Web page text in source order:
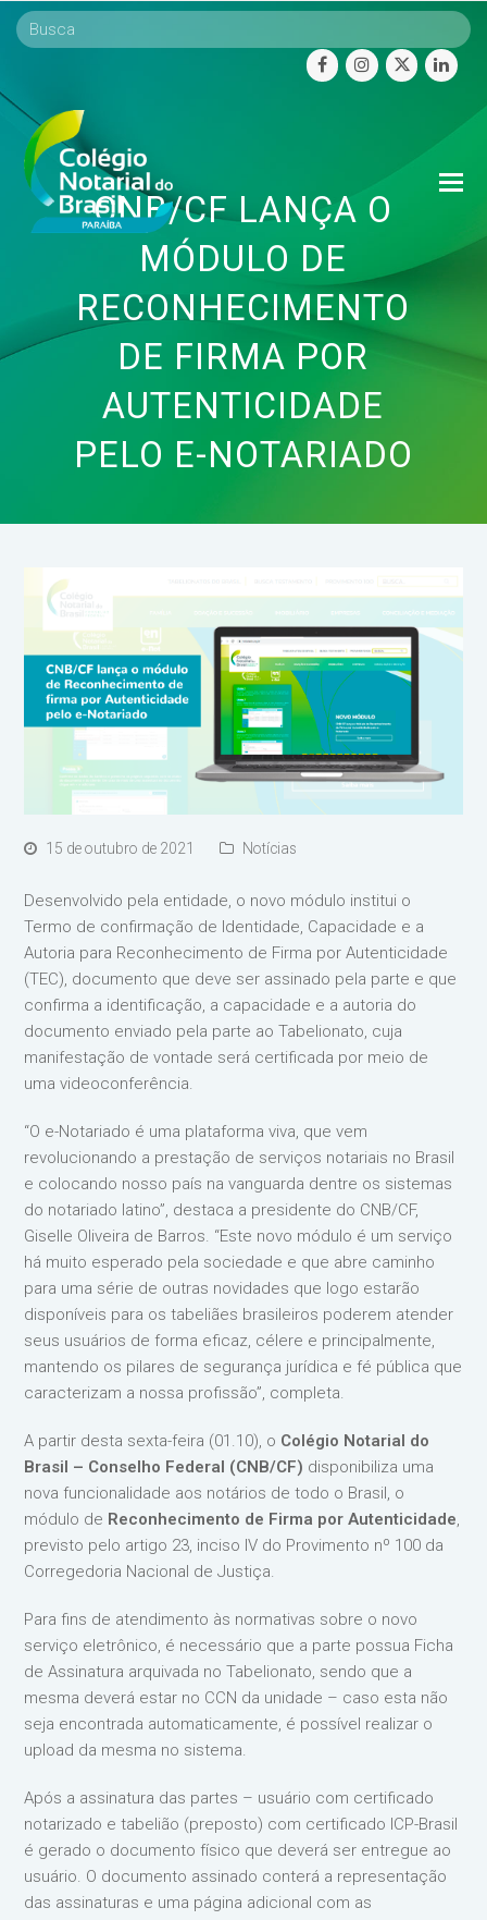
facebookinstagram
twitter
CNB/CF LANÇA O
MÓDULO DE
RECONHECIMENTO
DE FIRMA POR
AUTENTICIDADE
PELO E-NOTARIADO
15 de outubro de 2021 Notícias
Desenvolvido pela entidade, o novo módulo institui o
Termo de confirmação de Identidade, Capacidade e a
Autoria para Reconhecimento de Firma por Autenticidade
(TEC), documento que deve ser assinado pela parte e que
confirma a identificação, a capacidade e a autoria do
documento enviado pela parte ao Tabelionato, cuja
manifestação de vontade será certificada por meio de
uma videoconferência.
“O e-Notariado é uma plataforma viva, que vem
revolucionando a prestação de serviços notariais no Brasil
e colocando nosso país na vanguarda dentre os sistemas
do notariado latino”, destaca a presidente do CNB/CF,
Giselle Oliveira de Barros. “Este novo módulo é um serviço
há muito esperado pela sociedade e que abre caminho
para uma série de outras novidades que logo estarão
disponíveis para os tabeliães brasileiros poderem atender
seus usuários de forma eficaz, célere e principalmente,
mantendo os pilares de segurança jurídica e fé pública que
caracterizam a nossa profissão”, completa.
A partir desta sexta-feira (01.10), o Colégio Notarial do
Brasil – Conselho Federal (CNB/CF) disponibiliza uma
nova funcionalidade aos notários de todo o Brasil, o
módulo de Reconhecimento de Firma por Autenticidade,
previsto pelo artigo 23, inciso IV do Provimento nº 100 da
Corregedoria Nacional de Justiça.
Para fins de atendimento às normativas sobre o novo
serviço eletrônico, é necessário que a parte possua Ficha
de Assinatura arquivada no Tabelionato, sendo que a
mesma deverá estar no CCN da unidade – caso esta não
seja encontrada automaticamente, é possível realizar o
upload da mesma no sistema.
Após a assinatura das partes – usuário com certificado
notarizado e tabelião (preposto) com certificado ICP-Brasil
é gerado o documento físico que deverá ser entregue ao
usuário. O documento assinado conterá a representação
das assinaturas e uma página adicional com as